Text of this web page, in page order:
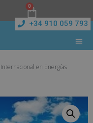
0
+34 910 059 793
en Energías